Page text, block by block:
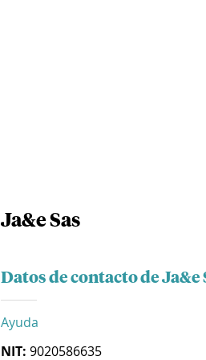
Ja&e Sas
Datos de contacto de Ja&e
Ayuda
NIT: 9020586635